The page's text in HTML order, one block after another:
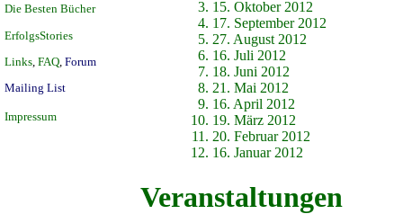
Die Besten Bücher
ErfolgsStories
Links FAQ Forum
Mailing List
Impressum
15. Oktober 2012
17. September 2012
27. August 2012
16. Juli 2012
18. Juni 2012
21. Mai 2012
16. April 2012
19. März 2012
20. Februar 2012
16. Januar 2012
Veranstaltungen